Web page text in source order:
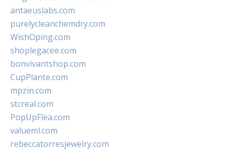
antaeuslabs.com
purelycleanchemdry.com
WishOping.com
shoplegacee.com
bonvivantshop.com
CupPlante.com
mpzin.com
stcreal.com
PopUpFlea.com
valueml.com
rebeccatorresjewelry.com